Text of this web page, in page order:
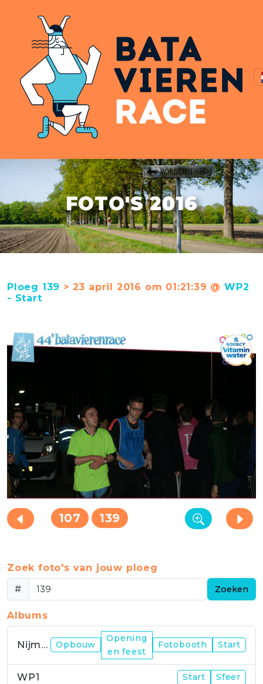
FOTO'S 2016
Ploeg 139 > 23 april 2016 om 01:21:39 @WP2
- Start
107 139
Zoek foto's van jouw ploeg
#
Zoeken
Albums
Nijmegen Opbouw
Opening
en feest
Fotobooth Start
WP1 Start Sfeer